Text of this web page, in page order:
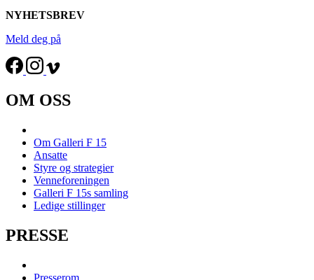
NYHETSBREV
Meld deg på
OM OSS
Om Galleri F 15
Ansatte
Styre og strategier
Venneforeningen
Galleri F 15s samling
Ledige stillinger
PRESSE
Presserom